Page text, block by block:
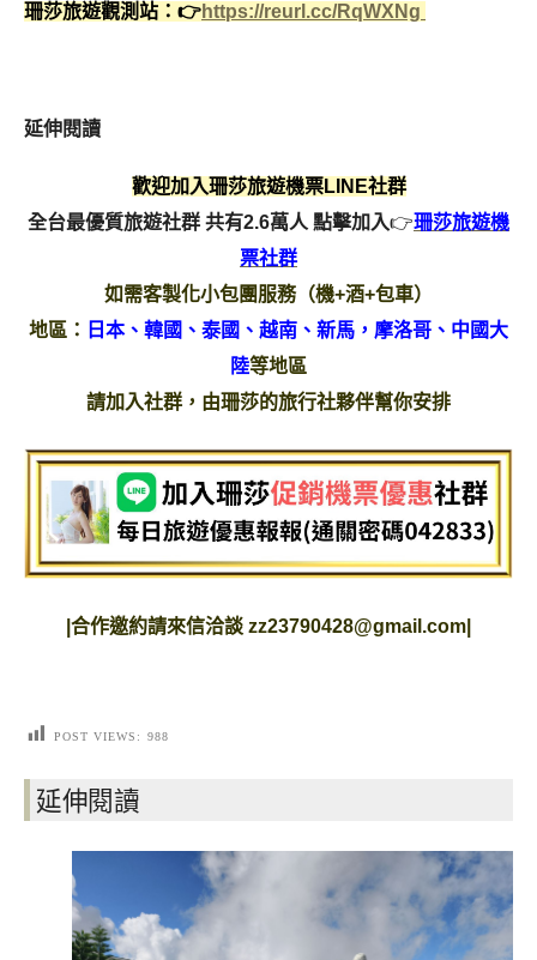
珊莎旅遊觀測站：👉https://reurl.cc/RqWXNg
延伸閱讀
歡迎加入珊莎旅遊機票LINE社群
全台最優質旅遊社群 共有2.6萬人 點擊加入👉珊莎旅遊機
票社群
如需客製化小包團服務（機+酒+包車）
地區： 日本、韓國、泰國、越南、新馬，摩洛哥、中國大
陸等地區
請加入社群，由珊莎的旅行社夥伴幫你安排
合作邀約請來信洽談 zz23790428@gmail.com
POST VIEWS: 988
延伸閱讀